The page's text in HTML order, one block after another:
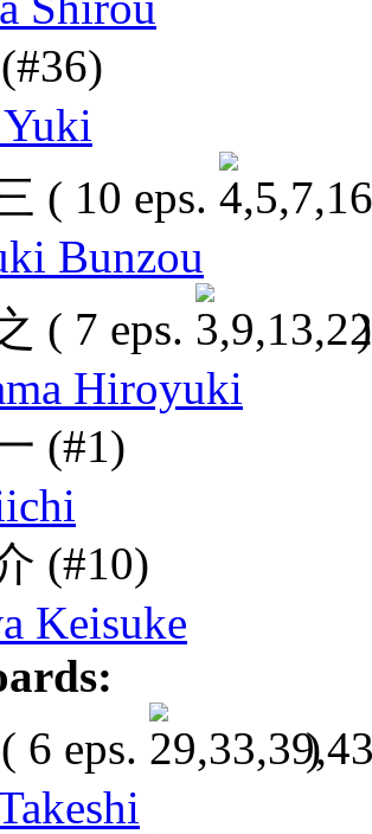
(#36)
( 10 eps.
Bunzou
( 7 eps.
)
Hiroyuki
(#1)
(#10)
Keisuke
( 6 eps.
)